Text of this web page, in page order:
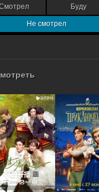
Буду
Не смотрел